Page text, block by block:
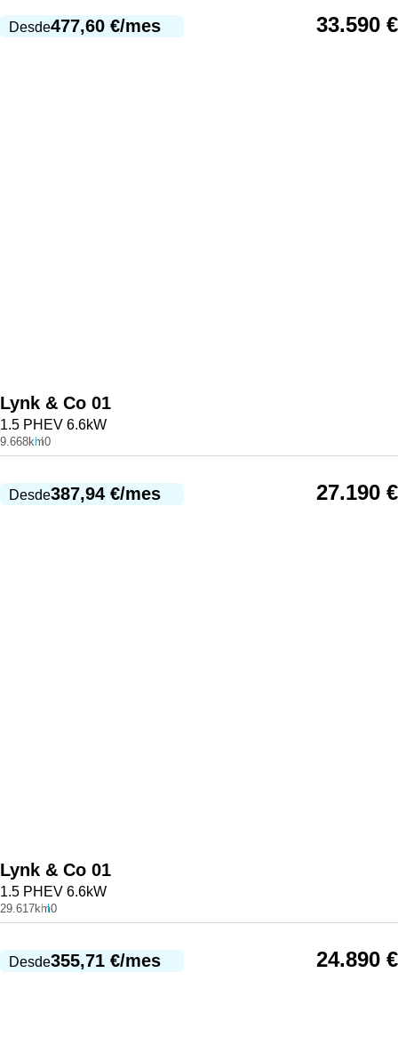
Desde477,60 €/mes 33.590 €
Lynk & Co 01
1.5 PHEV 6.6kW
9.668km0
Desde387,94 €/mes 27.190 €
Lynk & Co 01
1.5 PHEV 6.6kW
29.617km0
Desde355,71 €/mes 24.890 €